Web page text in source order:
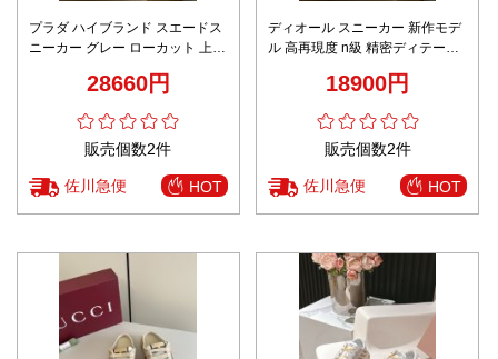
プラダ ハイブランド スエードス
ニーカー グレー ローカット 上質
28660円
販売個数2件
佐川急便 HOT
ディオール スニーカー 新作モデ
ル 高再現度 n級 精密ディテール
イト 日本倉庫 発送保証
18900円
販売個数2件
佐川急便 HOT